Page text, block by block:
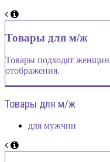
Товары для м/ж
Товары подходят
отображения.
Товары для м/ж
для мужчин